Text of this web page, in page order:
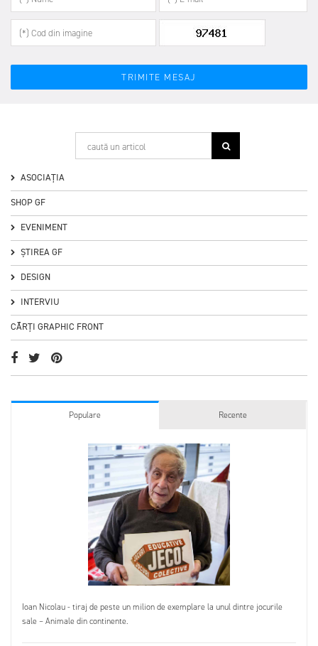
ASOCIAȚIA
SHOP GF
EVENIMENT
ȘTIREA GF
DESIGN
INTERVIU
CĂRȚI GRAPHIC FRONT
Populare Recente
Ioan Nicolau - tiraj de peste un milion de exemplare la unul dintre jocurile
sale – Animale din continente.